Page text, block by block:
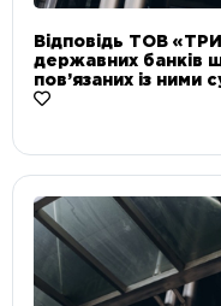
Відповідь ТОВ
державних банків
пов’язаних із ними